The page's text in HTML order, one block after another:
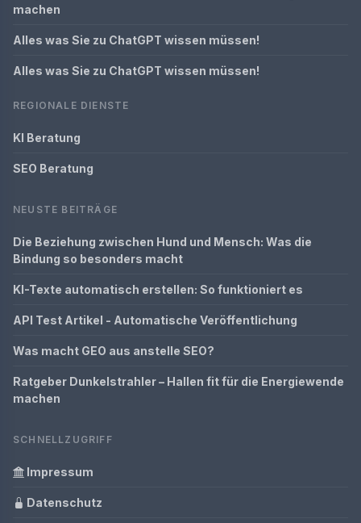
machen
Alles was Sie zu ChatGPT wissen müssen!
Alles was Sie zu ChatGPT wissen müssen!
REGIONALE DIENSTE
KI Beratung
SEO Beratung
NEUSTE BEITRÄGE
Die Beziehung zwischen Hund und Mensch: Was die
Bindung so besonders macht
KI-Texte automatisch erstellen: So funktioniert es
API Test Artikel - Automatische Veröffentlichung
Was macht GEO aus anstelle SEO?
Ratgeber Dunkelstrahler – Hallen fit für die Energiewende
machen
SCHNELLZUGRIFF
Impressum
Datenschutz